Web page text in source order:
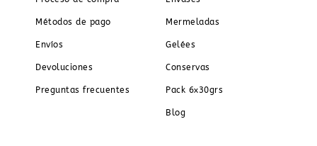
Métodos de pago
Envíos
Devoluciones
Preguntas frecuentes
Mermeladas
Gelées
Conservas
Pack 6x30grs
Blog